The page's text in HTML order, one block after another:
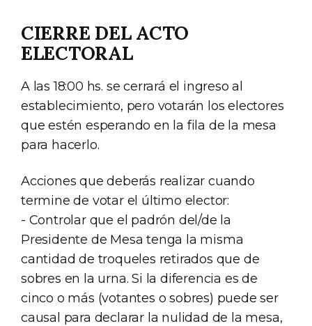
CIERRE DEL ACTO
ELECTORAL
A las 18:00 hs. se cerrará el ingreso al
establecimiento, pero votarán los electores
que estén esperando en la fila de la mesa
para hacerlo.
Acciones que deberás realizar cuando
termine de votar el último elector:
- Controlar que el padrón del/de la
Presidente de Mesa tenga la misma
cantidad de troqueles retirados que de
sobres en la urna. Si la diferencia es de
cinco o más (votantes o sobres) puede ser
causal para declarar la nulidad de la mesa,